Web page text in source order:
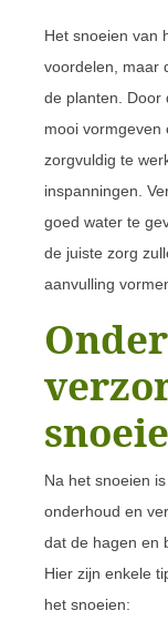
Het snoeien van
voordelen, maar
de planten. Door
mooi vormgeven
zorgvuldig te
inspanningen.
goed water te
de juiste zorg
aanvulling
Na het snoeien
onderhoud en
dat de hagen en
Hier zijn enkele
het snoeien: